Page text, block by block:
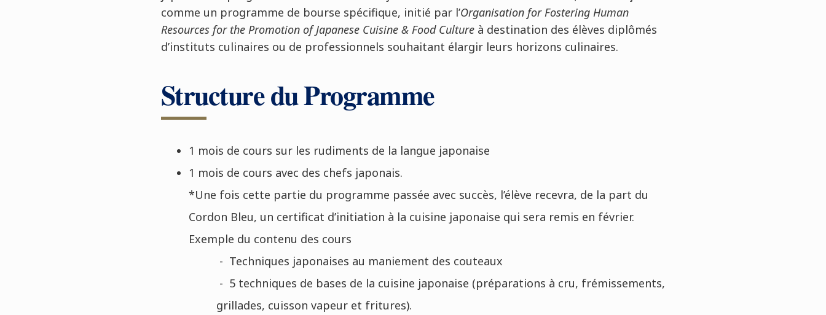
comme un programme de bourse spécifique, initié par l’Organisation for Fostering Human
Resources for the Promotion of Japanese Cuisine & Food Culture à destination des élèves diplômés
d’instituts culinaires ou de professionnels souhaitant élargir leurs horizons culinaires.
Structure du Programme
1 mois de cours sur les rudiments de la langue japonaise
1 mois de cours avec des chefs japonais.
*Une fois cette partie du programme passée avec succès, l’élève recevra, de la part du
Cordon Bleu, un certificat d’initiation à la cuisine japonaise qui sera remis en février.
Exemple du contenu des cours
- Techniques japonaises au maniement des couteaux
- 5 techniques de bases de la cuisine japonaise (préparations à cru, frémissements,
grillades, cuisson vapeur et fritures).